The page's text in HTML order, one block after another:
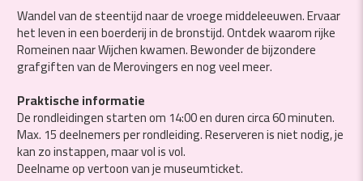
Wandel van de steentijd naar de vroege middeleeuwen. Ervaar
het leven in een boerderij in de bronstijd. Ontdek waarom rijke
Romeinen naar Wijchen kwamen. Bewonder de bijzondere
grafgiften van de Merovingers en nog veel meer.
Praktische informatie
De rondleidingen starten om 14:00 en duren circa 60 minuten.
Max. 15 deelnemers per rondleiding. Reserveren is niet nodig, je
kan zo instappen, maar vol is vol.
Deelname op vertoon van je museumticket.